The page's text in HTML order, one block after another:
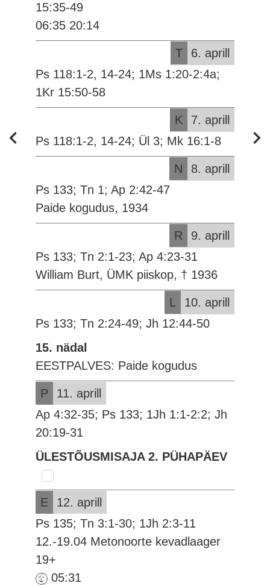
15:35-49
06:35 20:14
T
6. aprill
Ps 118:1-2, 14-24; 1Ms 1:20-2:4a;
1Kr 15:50-58
K
7. aprill
Ps 118:1-2, 14-24; Ül 3; Mk 16:1-8
N
8. aprill
Ps 133; Tn 1; Ap 2:42-47
Paide kogudus, 1934
R
9. aprill
Ps 133; Tn 2:1-23; Ap 4:23-31
William Burt, ÜMK piiskop, † 1936
L
10. aprill
Ps 133; Tn 2:24-49; Jh 12:44-50
15. nädal
EESTPALVES: Paide kogudus
P
11. aprill
Ap 4:32-35; Ps 133; 1Jh 1:1-2:2; Jh
20:19-31
ÜLESTÕUSMISAJA 2. PÜHAPÄEV
E
12. aprill
Ps 135; Tn 3:1-30; 1Jh 2:3-11
12.-19.04 Metonoorte kevadlaager
19+
05:31